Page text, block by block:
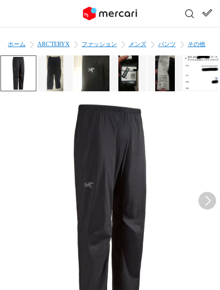
ホーム ARC'TERYX ファッション メンズ パンツ その他